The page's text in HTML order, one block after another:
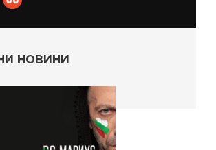
НОВИНИ